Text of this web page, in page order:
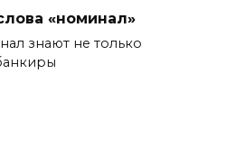
«номинал»
знают не только